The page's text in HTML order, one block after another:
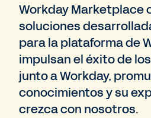
Workday Marketplace
soluciones
para la plataforma de
impulsan el éxito de
junto a Workday,
conocimientos y su
crezca con nosotros.